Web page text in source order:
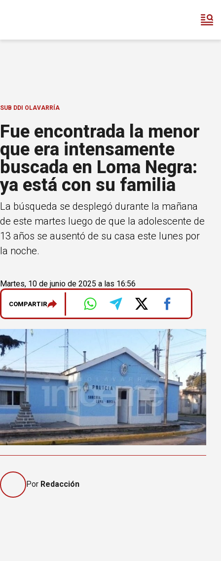
SUB DDI OLAVARRÍA
Fue encontrada la menor
que era intensamente
buscada en Loma Negra:
ya está con su familia
La búsqueda se desplegó durante la mañana
de este martes luego de que la adolescente de
13 años se ausentó de su casa este lunes por
la noche.
Martes, 10 de junio de 2025 a las 16:56
COMPARTIR
Por Redacción